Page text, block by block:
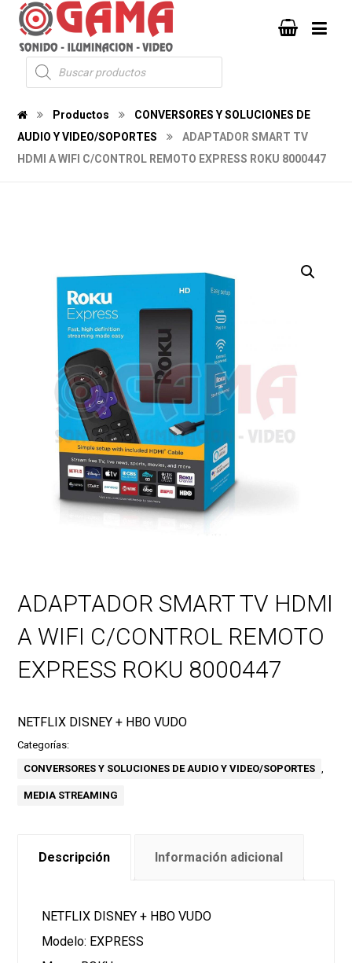
Productos
CONVERSORES Y SOLUCIONES DE
AUDIO Y VIDEO/SOPORTES
ADAPTADOR SMART TV
HDMI A WIFI C/CONTROL REMOTO EXPRESS ROKU 8000447
ADAPTADOR SMART TV HDMI
A WIFI C/CONTROL REMOTO
EXPRESS ROKU 8000447
NETFLIX DISNEY + HBO VUDO
Categorías:
CONVERSORES Y SOLUCIONES DE AUDIO Y VIDEO/SOPORTES ,
MEDIA STREAMING
Descripción Información adicional
NETFLIX DISNEY + HBO VUDO
Modelo: EXPRESS